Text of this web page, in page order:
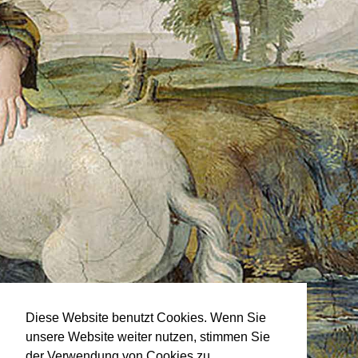
Diese Website benutzt Cookies. Wenn Sie
unsere Website weiter nutzen, stimmen Sie